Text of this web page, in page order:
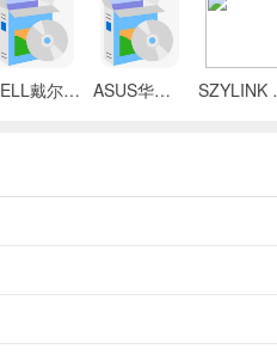
DELL戴尔 Inspiron 11z笔记本触摸板驱动 ASUS华硕 X87Q笔记本 无线网络控制器应用程序